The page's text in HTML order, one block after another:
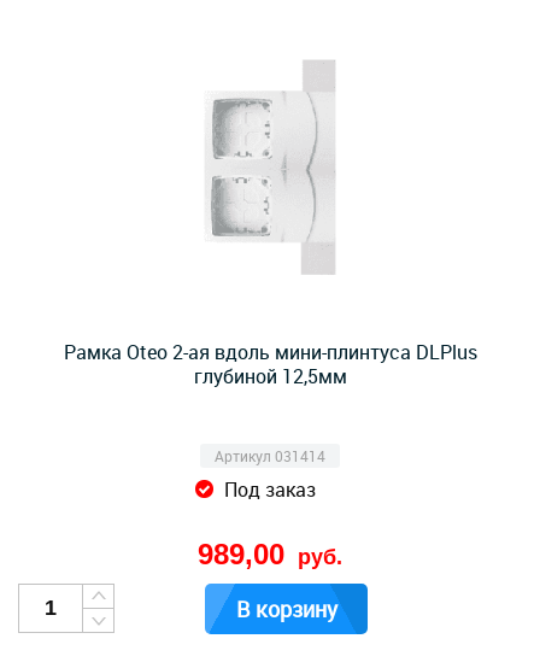
Рамка Oteo 2-ая вдоль мини-плинтуса DLPlus
глубиной 12,5мм
Артикул 031414
Под заказ
989,00 руб.
В корзину